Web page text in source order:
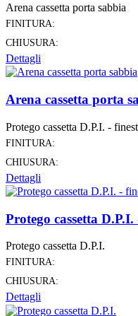
Arena cassetta porta sabbia
FINITURA:
CHIUSURA:
Dettagli
Arena cassetta porta
Protego cassetta D.P.I. -
FINITURA:
CHIUSURA:
Dettagli
Protego cassetta
Protego cassetta D.P.I.
FINITURA:
CHIUSURA:
Dettagli